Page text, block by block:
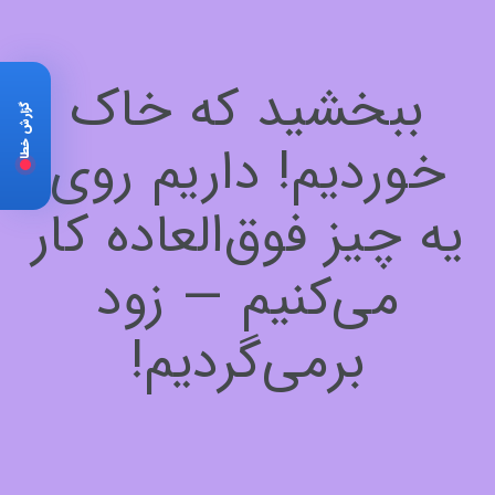
ببخشید که خاک
خوردیم! داریم روی
یه چیز فوق‌العاده کار
می‌کنیم — زود
برمی‌گردیم!
گزارش خطا